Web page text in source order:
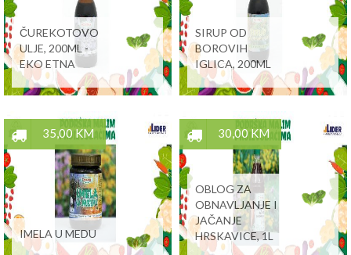
ČUREKOTOVO
ULJE, 200ML -
EKO ETNA
SIRUP OD
BOROVIH
IGLICA, 200ML
35,00 KM
IMELA U MEDU
30,00 KM
OBLOG ZA
OBNAVLJANJE I
JAČANJE
HRSKAVICE, 1L